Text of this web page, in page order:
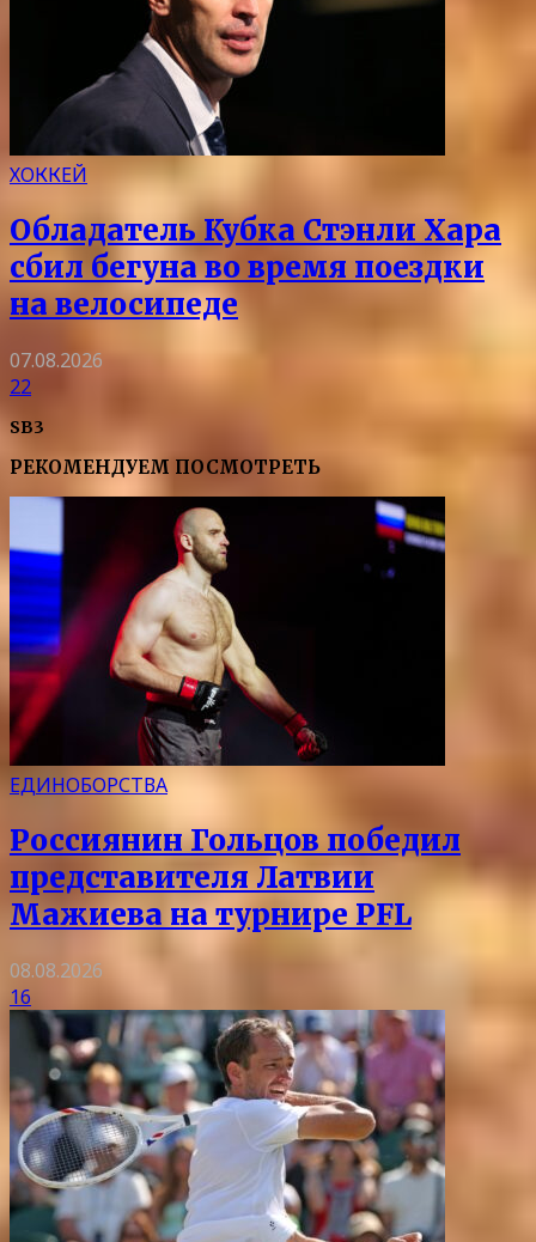
ХОККЕЙ
Обладатель Кубка Стэнли Хара
сбил бегуна во время поездки
на велосипеде
07.08.2026
22
SB3
РЕКОМЕНДУЕМ ПОСМОТРЕТЬ
ЕДИНОБОРСТВА
Россиянин Гольцов победил
представителя Латвии
Мажиева на турнире PFL
08.08.2026
16